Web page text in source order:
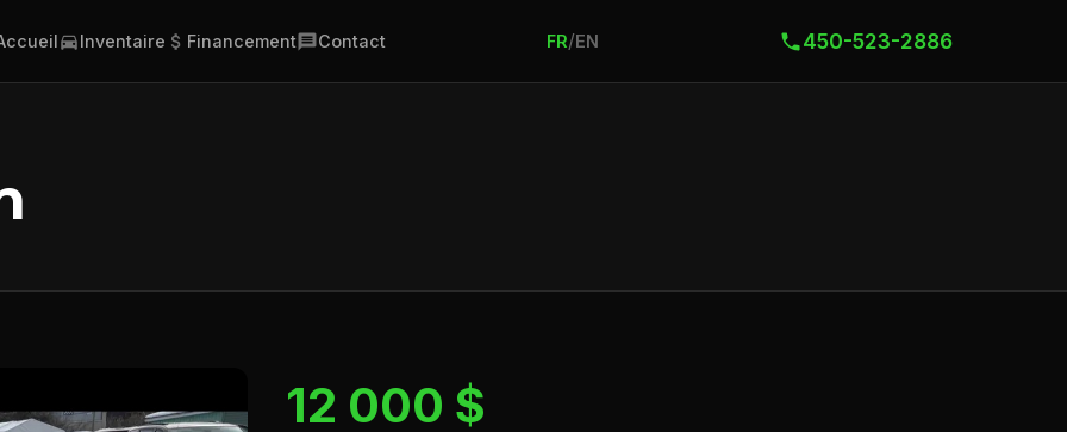
Inventaire Financement Contact FR/EN 450-523-2886
12 000 $